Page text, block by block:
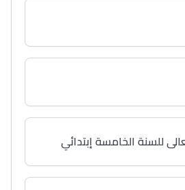
للسنة الخامسة إبتدائي